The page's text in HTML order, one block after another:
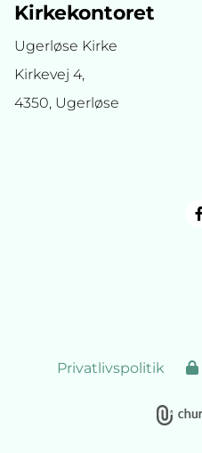
Kirkekontoret
Ugerløse Kirke
Kirkevej 4,
4350, Ugerløse
Privatlivspolitik